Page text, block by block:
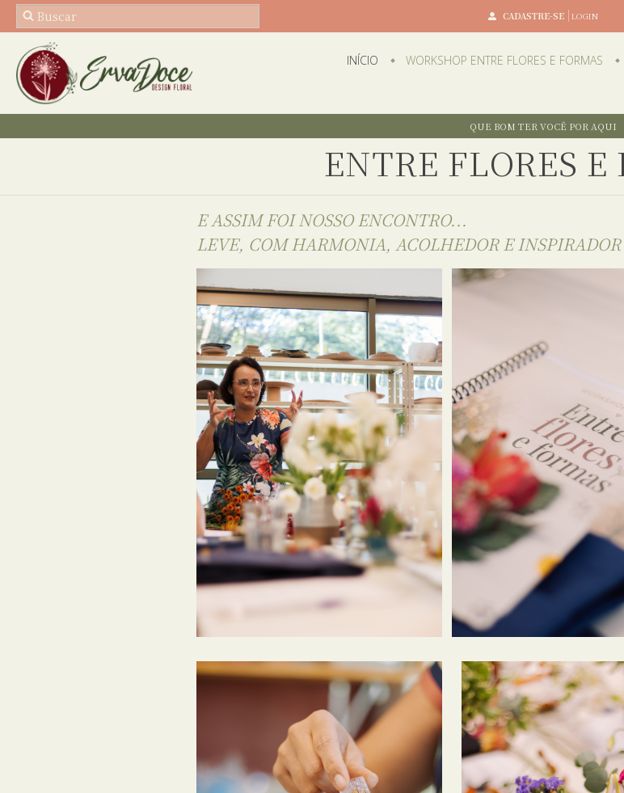
CADASTRE-SE LOGIN
INÍCIO WORKSHOP ENTRE FLORES E FORMAS
QUE BOM TER VOCÊ POR AQUI
ENTRE FLORES E
E ASSIM FOI NOSSO ENCONTRO...
LEVE, COM HARMONIA, ACOLHEDOR E INSPIRADOR